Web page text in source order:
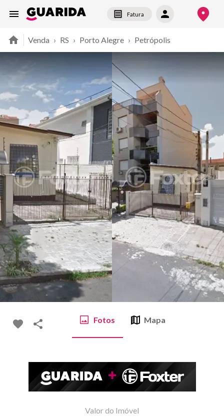
Fatura
Venda › RS › Porto Alegre › Petrópolis
Fotos Mapa
Valor do Imóvel